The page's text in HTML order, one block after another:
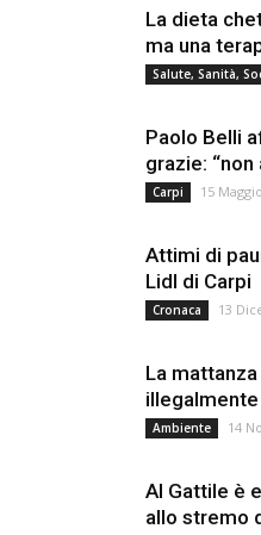
La dieta
ma una
Salute, Sanità,
Paolo Belli
grazie:
Carpi 15
Attimi di
Lidl di Carpi
Cronaca 13
La
illegalmente
Ambiente 14
Al Gattile è
allo stremo